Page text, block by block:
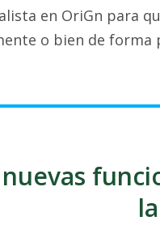
en OriGn para
o bien de forma